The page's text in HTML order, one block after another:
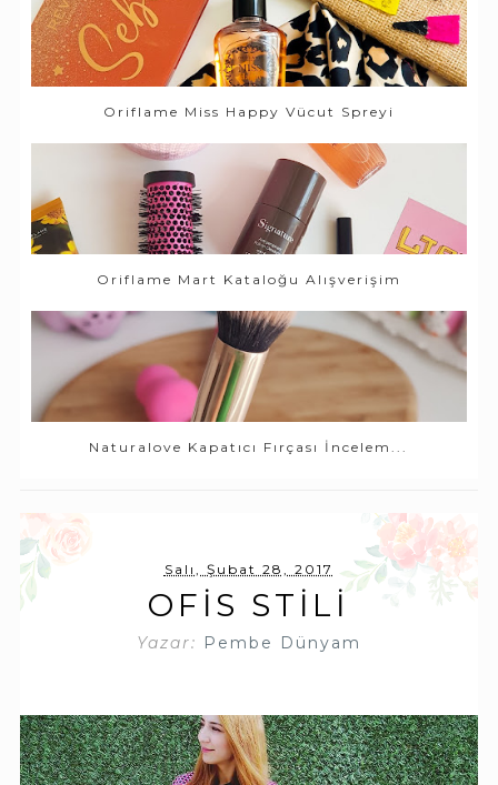
Oriflame Miss Happy Vücut Spreyi
Oriflame Mart Kataloğu Alışverişim
Naturalove Kapatıcı Fırçası İncelem...
Salı, Şubat 28, 2017
OFIS STILI
Yazar: Pembe Dünyam